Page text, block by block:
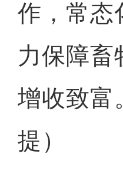
作，常态
力保障畜
增收致富
提）